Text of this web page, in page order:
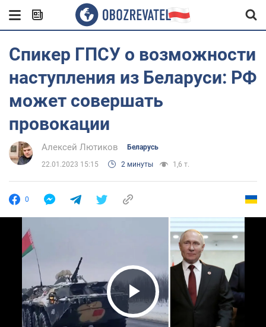
Спикер ГПСУ о возможности
наступления из Беларуси: РФ
может совершать
провокации
Алексей Лютиков Беларусь
22.01.2023 15:15 2 минуты 1,6 т.
0
Play Video